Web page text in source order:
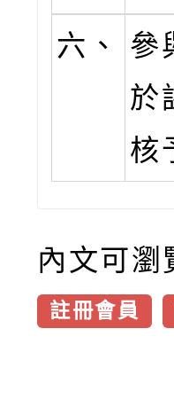
六、
參
於
核
內文可瀏
註冊會員